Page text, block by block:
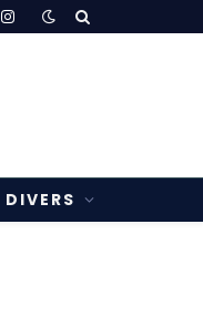
Instagram
DIVERS